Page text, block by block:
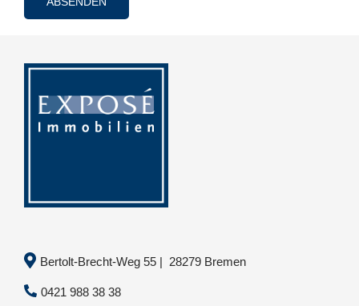
Bertolt-Brecht-Weg 55 | 28279 Bremen
0421 988 38 38